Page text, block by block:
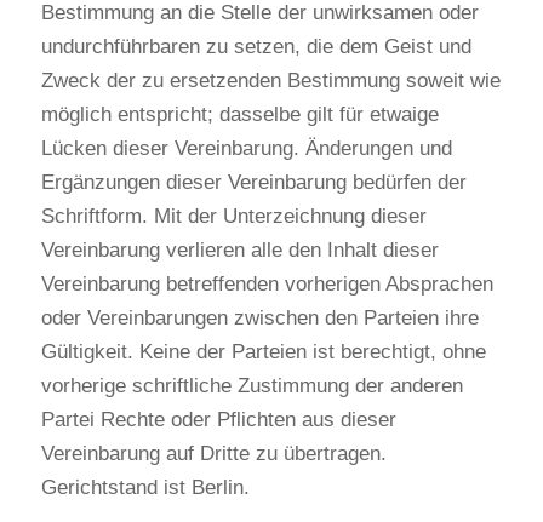
Bestimmung an die Stelle der unwirksamen oder
undurchführbaren zu setzen, die dem Geist und
Zweck der zu ersetzenden Bestimmung soweit wie
möglich entspricht; dasselbe gilt für etwaige
Lücken dieser Vereinbarung. Änderungen und
Ergänzungen dieser Vereinbarung bedürfen der
Schriftform. Mit der Unterzeichnung dieser
Vereinbarung verlieren alle den Inhalt dieser
Vereinbarung betreffenden vorherigen Absprachen
oder Vereinbarungen zwischen den Parteien ihre
Gültigkeit. Keine der Parteien ist berechtigt, ohne
vorherige schriftliche Zustimmung der anderen
Partei Rechte oder Pflichten aus dieser
Vereinbarung auf Dritte zu übertragen.
Gerichtstand ist Berlin.